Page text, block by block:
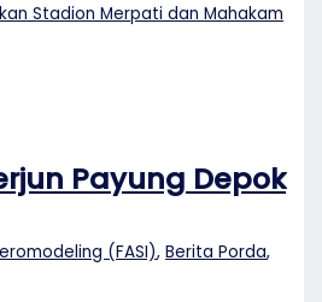
Stadion Merpati dan Mahakam
Payung Depok
(FASI),Berita Porda,